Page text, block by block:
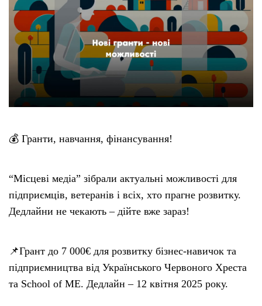
💰 Гранти, навчання, фінансування!
“Місцеві медіа” зібрали актуальні можливості для
підприємців, ветеранів і всіх, хто прагне розвитку.
Дедлайни не чекають – дійте вже зараз!
📌Грант до 7 000€ для розвитку бізнес-навичок та
підприємництва від Українського Червоного Хреста
та School of ME. Дедлайн – 12 квітня 2025 року.